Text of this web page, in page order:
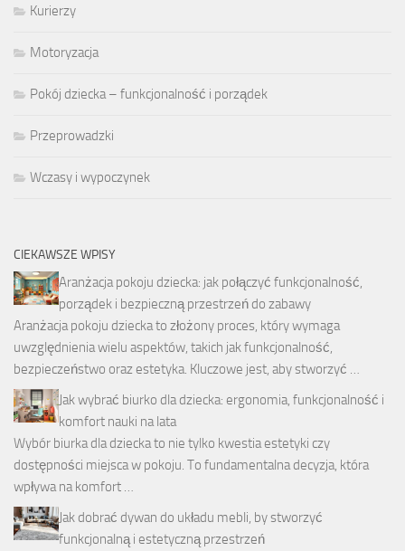
Kurierzy
Motoryzacja
Pokój dziecka – funkcjonalność i porządek
Przeprowadzki
Wczasy i wypoczynek
CIEKAWSZE WPISY
Aranżacja pokoju dziecka: jak połączyć funkcjonalność,
porządek i bezpieczną przestrzeń do zabawy
Aranżacja pokoju dziecka to złożony proces, który wymaga
uwzględnienia wielu aspektów, takich jak funkcjonalność,
bezpieczeństwo oraz estetyka. Kluczowe jest, aby stworzyć …
Jak wybrać biurko dla dziecka: ergonomia, funkcjonalność i
komfort nauki na lata
Wybór biurka dla dziecka to nie tylko kwestia estetyki czy
dostępności miejsca w pokoju. To fundamentalna decyzja, która
wpływa na komfort …
Jak dobrać dywan do układu mebli, by stworzyć
funkcjonalną i estetyczną przestrzeń